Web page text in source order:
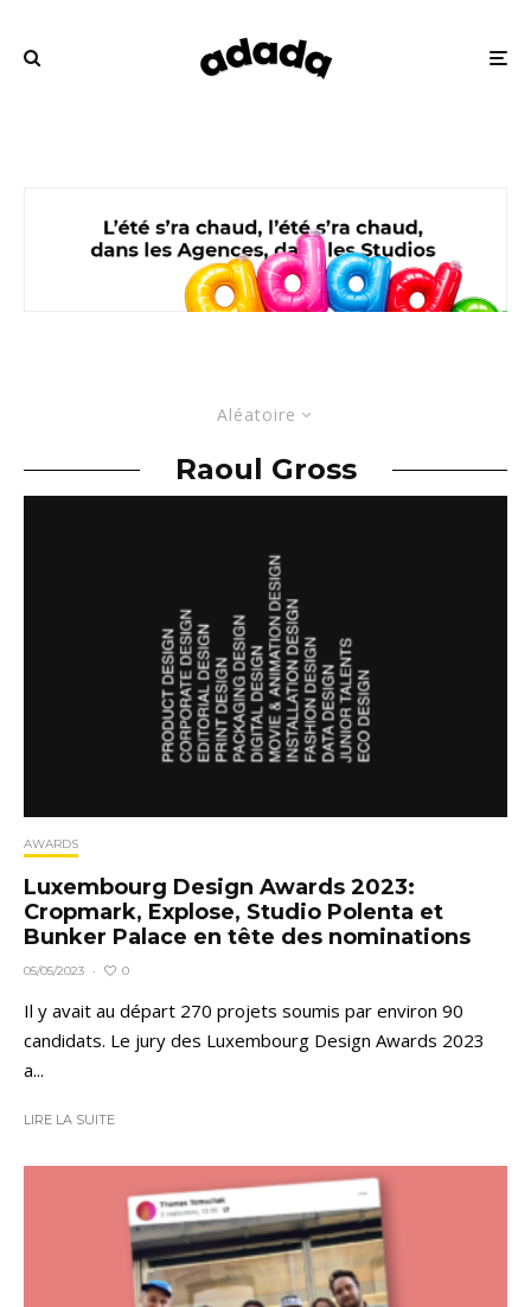
Aléatoire
Raoul Gross
AWARDS
Luxembourg Design Awards 2023:
Cropmark, Explose, Studio Polenta et
Bunker Palace en tête des nominations
05/05/2023 · 0
Il y avait au départ 270 projets soumis par environ 90
candidats. Le jury des Luxembourg Design Awards 2023
a...
LIRE LA SUITE